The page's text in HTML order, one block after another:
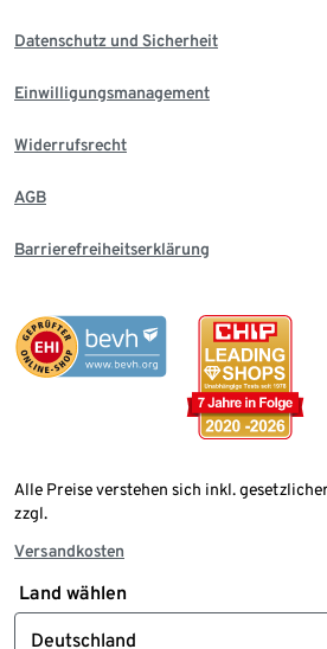
Datenschutz und Sicherheit
Einwilligungsmanagement
Widerrufsrecht
AGB
Barrierefreiheitserklärung
Alle Preise verstehen sich inkl.
zzgl.
Versandkosten
Land wählen
Deutschland